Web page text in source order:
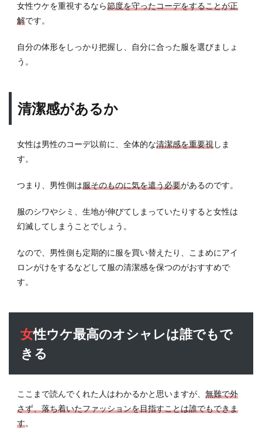
女性ウケを重視するなら節度を守ったコーデをすることが正
解です。
自分の体形をしっかり把握し、自分に合った服を選びましょ
う。
清潔感があるか
女性は男性のコーデ以前に、全体的な清潔感を重要視しま
す。
つまり、男性側は服そのものに気を遣う必要があるのです。
服のシワやシミ、生地が伸びてしまっていたりすると女性は
幻滅してしまうことでしょう。
なので、男性側も定期的に服を買い替えたり、こまめにアイ
ロンがけをするなどして服の清潔感を保つのがおすすめで
す。
女性ウケ最高のオシャレは誰でもで
きる
ここまで読んでくれた人はわかるかと思いますが、 無難で外
さず、落ち着いたファッションを目指すことは誰でもできま
す。